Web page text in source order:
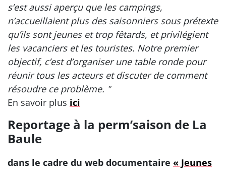
s’est aussi aperçu que les campings,
n’accueillaient plus des saisonniers sous prétexte
qu’ils sont jeunes et trop fêtards, et privilégient
les vacanciers et les touristes. Notre premier
objectif, c’est d’organiser une table ronde pour
réunir tous les acteurs et discuter de comment
résoudre ce problème. "
En savoir plus ici
Reportage à la perm’saison de La
Baule
dans le cadre du web documentaire « Jeunes